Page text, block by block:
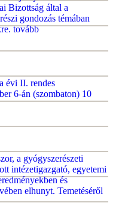
Bizottság által a
gondozás témában
tovább
évi II. rendes
6-án (szombaton) 10
a gyógyszerészeti
intézetigazgató, egyetemi
és
elhunyt. Temetéséről